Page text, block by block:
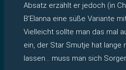
Absatz erzählt er jedoch (in
B’Elanna eine süße Variante
Vielleicht sollte man das mal
ein, der Star Smutje hat lange
lassen… muss man sich